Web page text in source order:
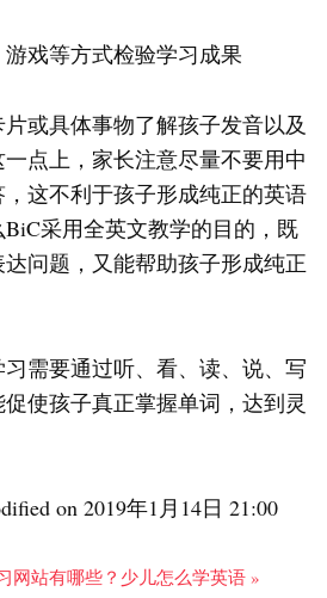
戏等方式检验学习成果
具体事物了解孩子发音以及
点上，家长注意尽量不要用中
这不利于孩子形成纯正的英语
采用全英文教学的目的，既
问题，又能帮助孩子形成纯正
需要通过听、看、读、说、写
使孩子真正掌握单词，达到灵
on 2019年1月14日 21:00
网站有哪些？少儿怎么学英语 »